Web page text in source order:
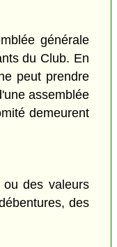
générale
du Club. En
peut prendre
assemblée
demeurent
des valeurs
des